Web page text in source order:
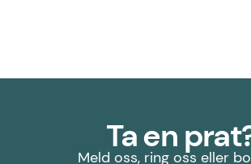
Ta en
Meld oss, ring oss eller